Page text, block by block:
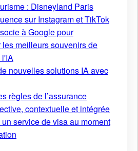
: Disneyland Paris
sur Instagram et TikTok
à Google pour
les meilleurs souvenirs de
l'IA
nouvelles solutions IA avec
règles de l’assurance
contextuelle et intégrée
service de visa au moment